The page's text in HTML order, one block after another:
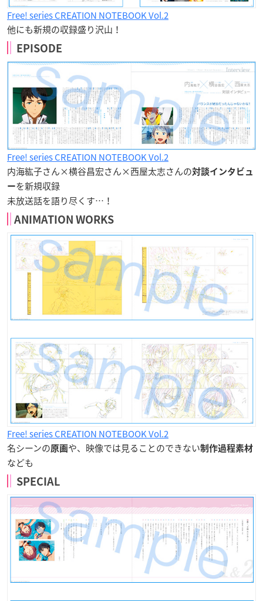
Free! series CREATION NOTEBOOK Vol.2
他にも新規の収録盛り沢山！
EPISODE
Free! series CREATION NOTEBOOK Vol.2
内海紘子さん×横谷昌宏さん×西屋太志さんの対談インタビュ
ーを新規収録
未放送話を語り尽くす…！
ANIMATION WORKS
Free! series CREATION NOTEBOOK Vol.2
名シーンの原画や、映像では見ることのできない制作過程素材
なども
SPECIAL